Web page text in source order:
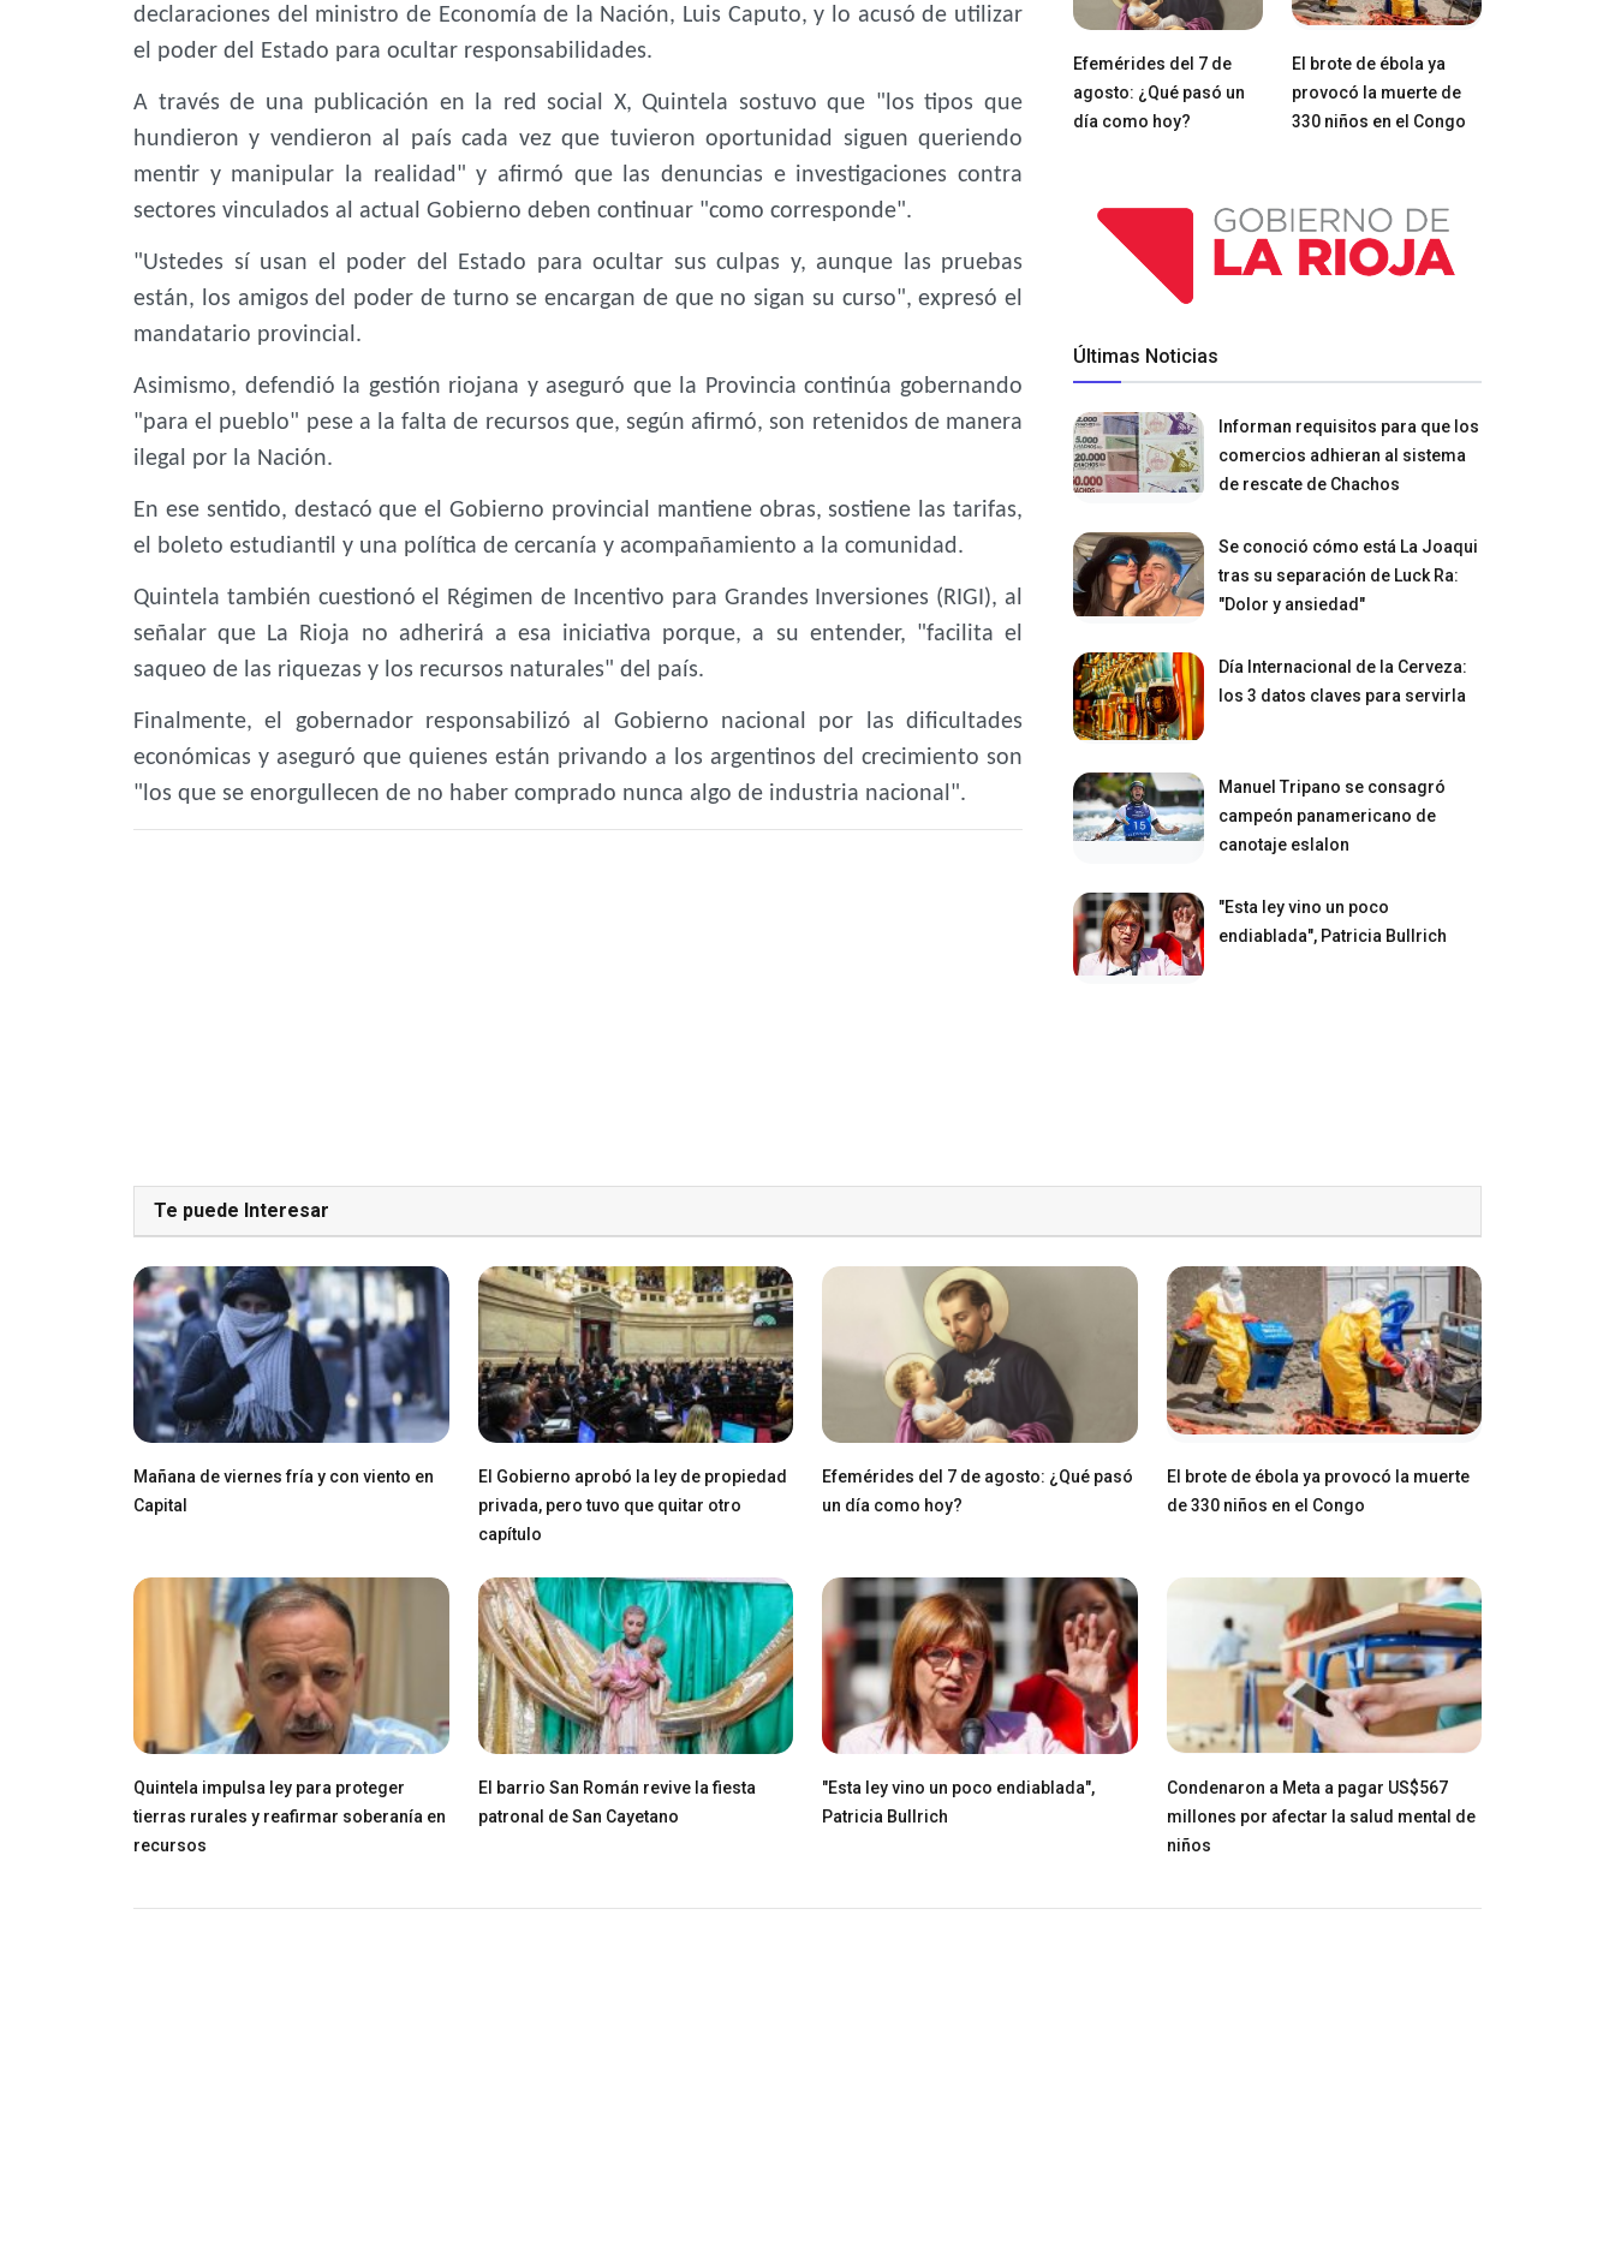
declaraciones del ministro de Economía de la Nación, Luis Caputo, y lo acusó de utilizar
el poder del Estado para ocultar responsabilidades.
A través de una publicación en la red social X, Quintela sostuvo que "los tipos que
hundieron y vendieron al país cada vez que tuvieron oportunidad siguen queriendo
mentir y manipular la realidad" y afirmó que las denuncias e investigaciones contra
sectores vinculados al actual Gobierno deben continuar "como corresponde".
"Ustedes sí usan el poder del Estado para ocultar sus culpas y, aunque las pruebas
están, los amigos del poder de turno se encargan de que no sigan su curso", expresó el
mandatario provincial.
Asimismo, defendió la gestión riojana y aseguró que la Provincia continúa gobernando
"para el pueblo" pese a la falta de recursos que, según afirmó, son retenidos de manera
ilegal por la Nación.
En ese sentido, destacó que el Gobierno provincial mantiene obras, sostiene las tarifas,
el boleto estudiantil y una política de cercanía y acompañamiento a la comunidad.
Quintela también cuestionó el Régimen de Incentivo para Grandes Inversiones (RIGI), al
señalar que La Rioja no adherirá a esa iniciativa porque, a su entender, "facilita el
saqueo de las riquezas y los recursos naturales" del país.
Finalmente, el gobernador responsabilizó al Gobierno nacional por las dificultades
económicas y aseguró que quienes están privando a los argentinos del crecimiento son
"los que se enorgullecen de no haber comprado nunca algo de industria nacional".
Efemérides del 7 de
agosto: ¿Qué pasó un
día como hoy?
El brote de ébola ya
provocó la muerte de
330 niños en el Congo
Últimas Noticias
Informan requisitos para que los
comercios adhieran al sistema
de rescate de Chachos
Se conoció cómo está La Joaqui
tras su separación de Luck Ra:
"Dolor y ansiedad"
Día Internacional de la Cerveza:
los 3 datos claves para servirla
Manuel Tripano se consagró
campeón panamericano de
canotaje eslalon
"Esta ley vino un poco
endiablada", Patricia Bullrich
Te puede Interesar
Mañana de viernes fría y con viento en
Capital
El Gobierno aprobó la ley de propiedad
privada, pero tuvo que quitar otro
capítulo
Efemérides del 7 de agosto: ¿Qué pasó
un día como hoy?
El brote de ébola ya provocó la muerte
de 330 niños en el Congo
Quintela impulsa ley para proteger
tierras rurales y reafirmar soberanía en
recursos
El barrio San Román revive la fiesta
patronal de San Cayetano
"Esta ley vino un poco endiablada",
Patricia Bullrich
Condenaron a Meta a pagar US$567
millones por afectar la salud mental de
niños